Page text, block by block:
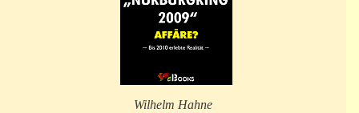
Wilhelm Hahne